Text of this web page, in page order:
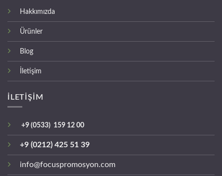
Hakkımızda
Ürünler
Blog
İletişim
İLETİŞİM
+9 (0533) 159 12 00
+9 (0212) 425 51 39
info@focuspromosyon.com